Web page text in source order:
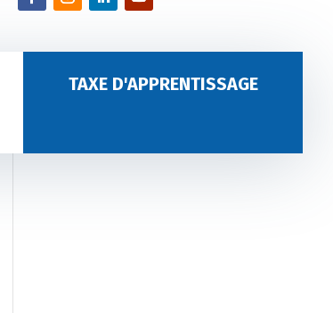
TAXE D'APPRENTISSAGE